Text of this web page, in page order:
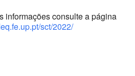
informações consulte a página
sct/2022/